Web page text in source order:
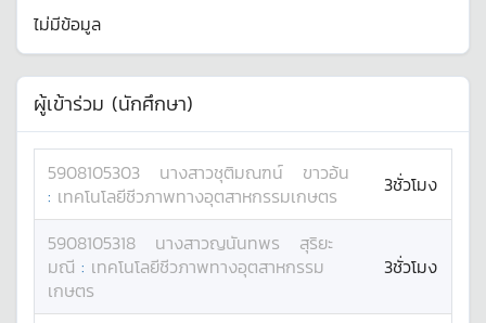
ไม่มีข้อมูล
ผู้เข้าร่วม (นักศึกษา)
5908105303 นางสาวชุติมณฑน์
ขาวอ้น
: เทคโนโลยีชีวภาพทางอุตสาหกรรมเกษตร 3ชั่วโมง
5908105318 นางสาวญนันทพร
สุริยะ
มณี : เทคโนโลยีชีวภาพทางอุตสาหกรรม
เกษตร
3ชั่วโมง